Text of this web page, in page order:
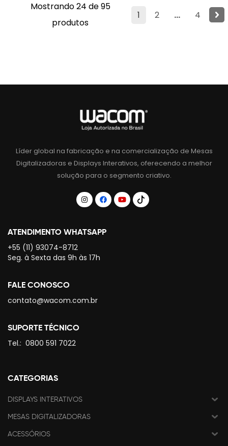
1 2 ... 4
Mostrando 24 de 95
produtos
Líder global na fabricação e na comercialização de Mesas
Digitalizadoras e Displays Interativos, oferecendo a melhor
solução para o segmento criativo.
ATENDIMENTO WHATSAPP
+55 (11) 93074-8712
Seg. à Sexta das 9h às 17h
FALE CONOSCO
contato@wacom.com.br
SUPORTE TÉCNICO
Tel.: 0800 591 7022
CATEGORIAS
DISPLAYS INTERATIVOS
MESAS DIGITALIZADORAS
ACESSÓRIOS